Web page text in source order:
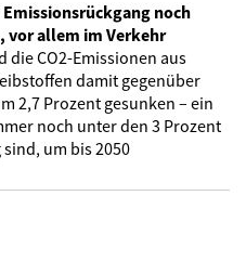
noch
vor allem im Verkehr
die CO2-Emissionen aus
damit gegenüber
2,7 Prozent gesunken – ein
noch unter den 3 Prozent
um bis 2050